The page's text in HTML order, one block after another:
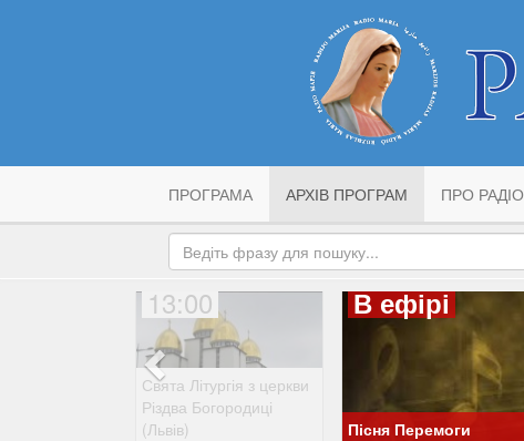
ПРОГРАМА АРХІВ ПРОГРАМ ПРО РАДІО
13:00
Свята Літургія з церкви
Різдва Богородиці
(Львів)
В ефірі
Пісня Перемоги